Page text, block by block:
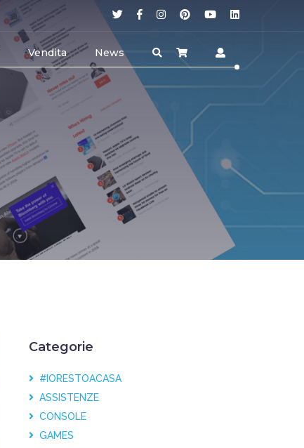
Vendita News
Categorie
#IORESTOACASA
ASSISTENZE
CONSOLE
GAMES